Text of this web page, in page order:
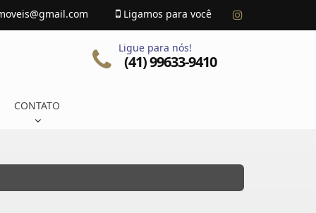
Ligamos para você
CONTATO
Ligue para nós!
(41) 99633-9410